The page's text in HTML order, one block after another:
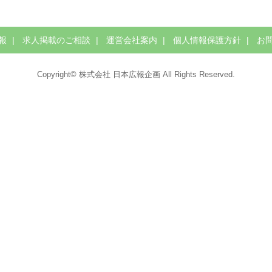
求人掲載のご相談 運営会社案内 個人情報保護方針 お
Copyright© 株式会社 日本広報企画 All Rights Reserved.